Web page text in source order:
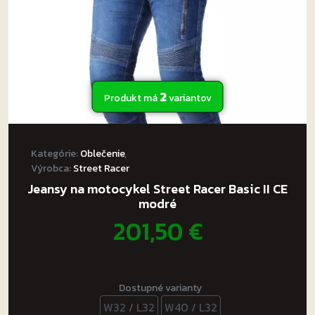
Produkt má2variantov
Kategórie:Oblečenie,
Výrobca:Street Racer
Jeansy na motocykel Street Racer Basic II CE
modré
201,50€
Dostupné varianty
W32 / L32 W40 / L32